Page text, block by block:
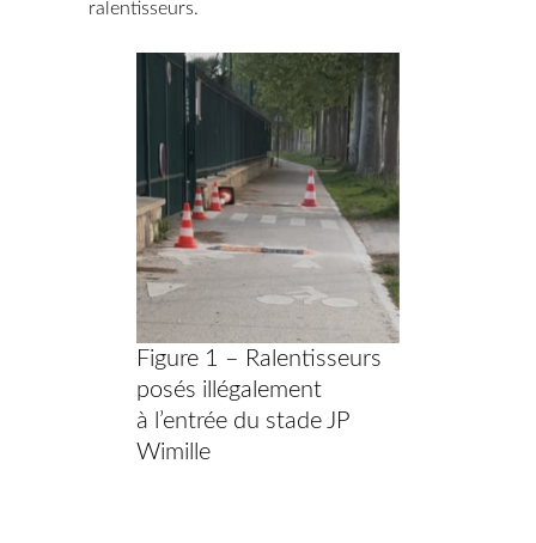
ralentisseurs.
Figure 1 – Ralentisseurs
posés illégalement
à l’entrée du stade JP
Wimille